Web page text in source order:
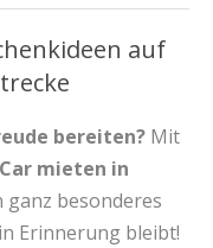
auf
bereiten? Mit
mieten in
ganz besonderes
Erinnerung bleibt!